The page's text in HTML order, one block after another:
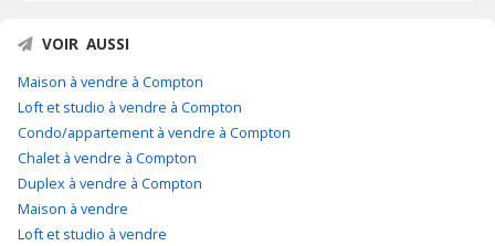
VOIR AUSSI
Maison à vendre à Compton
Loft et studio à vendre à Compton
Condo/appartement à vendre à Compton
Chalet à vendre à Compton
Duplex à vendre à Compton
Maison à vendre
Loft et studio à vendre